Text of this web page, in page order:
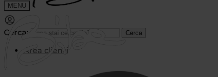
MENU
Cerca: Cerca
Area clienti